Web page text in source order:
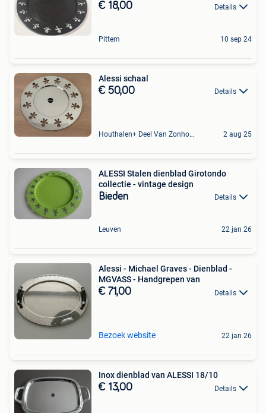
€ 18,00 Details
Pittem 10 sep 24
Alessi schaal
€ 50,00 Details
Houthalen+ Deel Van Zonhoven En Zolder 2 aug 25
ALESSI Stalen dienblad Girotondo
collectie - vintage design
Bieden Details
Leuven 22 jan 26
Alessi - Michael Graves - Dienblad -
MGVASS - Handgrepen van
€ 71,00 Details
Bezoek website 22 jan 26
Inox dienblad van ALESSI 18/10
€ 13,00 Details